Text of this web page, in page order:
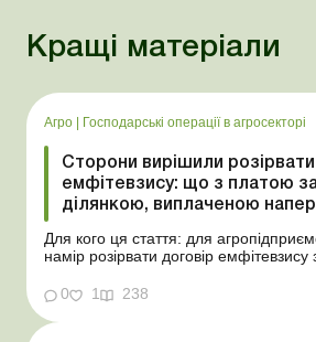
Кращі матеріали
Агро Господарські операції в агросекторі
Сторони вирішили розірвати
емфітевзису: що з платою
ділянкою, виплаченою
Для кого ця стаття: для
намір розірвати договір
ситуацію тим, що плата за
ділянкою була виплачена власнику
років. У такому разі перед
0 1 238